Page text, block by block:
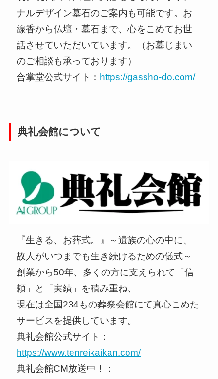
ナルデザイン墓石のご案内も可能です。お
線香から仏壇・墓石まで、心をこめてお世
話させていただいています。（お墓じまい
のご相談も承っております）
合掌堂公式サイト： https://gassho-do.com/
典礼会館について
『生きる、お葬式。』～遺族の心の中に、
故人がいつまでも生き続けるための儀式～
創業から50年、多くの方に支えられて「信
頼」と「実績」を積み重ね、
現在は全国234もの葬祭会館にて真心こめた
サービスを提供しています。
典礼会館公式サイト：
https://www.tenreikaikan.com/
典礼会館CM放送中！：